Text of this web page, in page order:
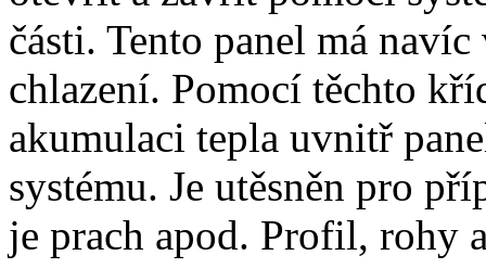
části. Tento panel má
chlazení. Pomocí těchto
akumulaci tepla uvnitř
systému. Je utěsněn pro
je prach apod. Profil, rohy